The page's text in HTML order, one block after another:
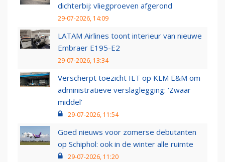
dichterbij: vliegproeven afgerond
29-07-2026, 14:09
LATAM Airlines toont interieur van nieuwe
Embraer E195-E2
29-07-2026, 13:34
Verscherpt toezicht ILT op KLM E&M om
administratieve verslaglegging: ‘Zwaar
middel’
29-07-2026, 11:54
Goed nieuws voor zomerse debutanten
op Schiphol: ook in de winter alle ruimte
29-07-2026, 11:20